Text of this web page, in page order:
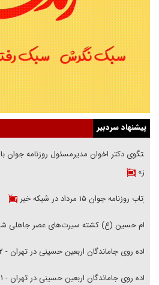
پیشنهاد سردبیر
گفتگوی دکتر اخوان مدیرمسئول روزنامه جوان با
هرمز»
بازتاب روزنامه جوان ۱۵ مرداد در شبکه خبر
امام حسین (ع) کشته سیرت‌های عصر جاهلی
پیاده روی جاماندگان اربعین حسینی در تهران - ۲
پیاده روی جاماندگان اربعین حسینی در تهران - ۱